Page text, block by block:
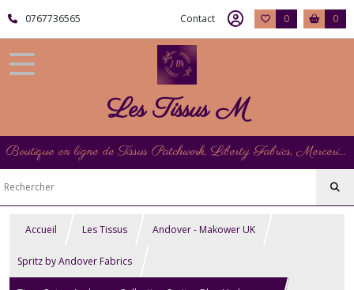
0767736565 Contact 0 0
Les Tissus M
Boutique en ligne de Tissus Patchwork, Liberty Fabrics, Mercerie et Matériel de Point de Croix
Accueil Les Tissus Andover - Makower UK
Spritz by Andover Fabrics